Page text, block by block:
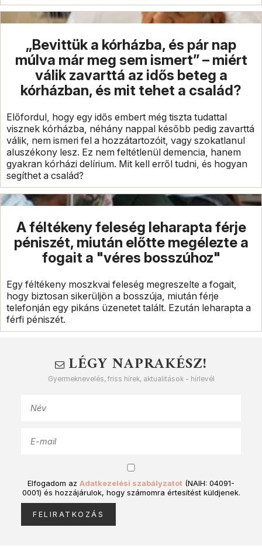
„Bevittük a kórházba, és pár nap
múlva már meg sem ismert” – miért
válik zavarttá az idős beteg a
kórházban, és mit tehet a család?
Előfordul, hogy egy idős embert még tiszta tudattal
visznek kórházba, néhány nappal később pedig zavarttá
válik, nem ismeri fel a hozzátartozóit, vagy szokatlanul
aluszékony lesz. Ez nem feltétlenül demencia, hanem
gyakran kórházi delírium. Mit kell erről tudni, és hogyan
segíthet a család?
A féltékeny feleség leharapta férje
péniszét, miután előtte megélezte a
fogait a "véres bosszúhoz"
Egy féltékeny moszkvai feleség megreszelte a fogait,
hogy biztosan sikerüljön a bosszúja, miután férje
telefonján egy pikáns üzenetet talált. Ezután leharapta a
férfi péniszét.
LÉGY NAPRAKÉSZ!
Gyermeknevelés, friss hírek, aktualitások - hírlevél
Elfogadom az Adatkezelési szabályzatot (NAIH: 04091-
0001) és hozzájárulok, hogy számomra értesítést küldjenek.